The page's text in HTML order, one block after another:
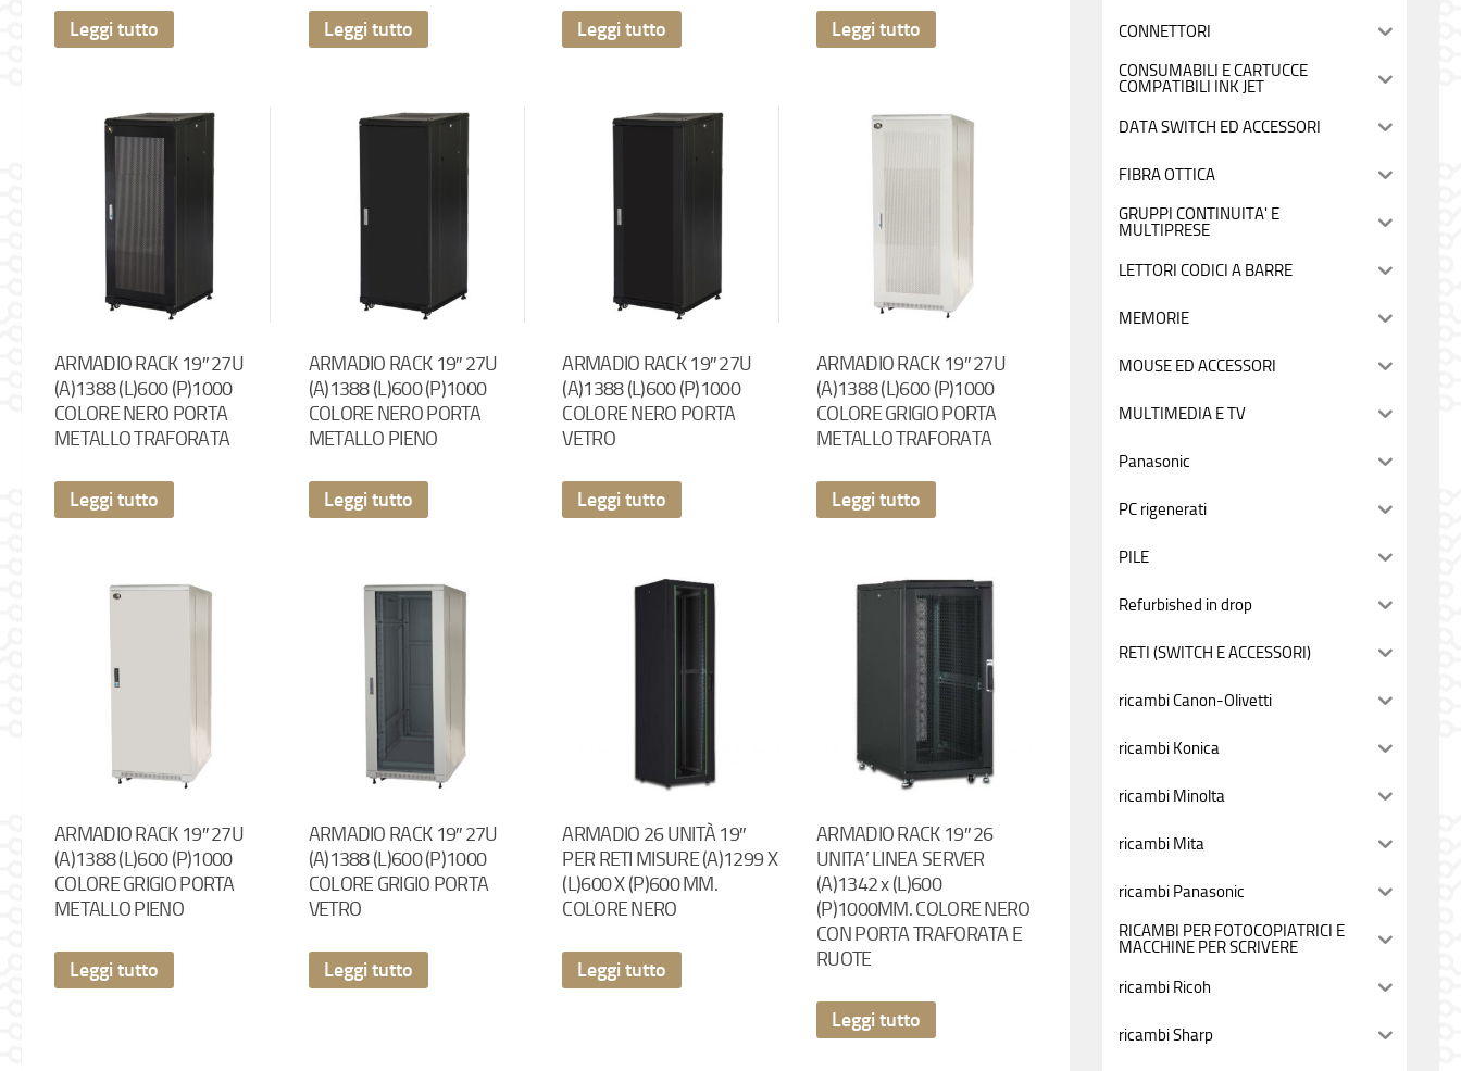
Leggi tutto Leggi tutto Leggi tutto Leggi tutto
ARMADIO RACK 19″ 27U
(A)1388 (L)600 (P)1000
COLORE NERO PORTA
METALLO TRAFORATA
Leggi tutto
ARMADIO RACK 19″ 27U
(A)1388 (L)600 (P)1000
COLORE NERO PORTA
METALLO PIENO
Leggi tutto
ARMADIO RACK 19″ 27U
(A)1388 (L)600 (P)1000
COLORE NERO PORTA
VETRO
Leggi tutto
ARMADIO RACK 19″ 27U
(A)1388 (L)600 (P)1000
COLORE GRIGIO PORTA
METALLO TRAFORATA
Leggi tutto
ARMADIO RACK 19″ 27U
(A)1388 (L)600 (P)1000
COLORE GRIGIO PORTA
METALLO PIENO
Leggi tutto
ARMADIO RACK 19″ 27U
(A)1388 (L)600 (P)1000
COLORE GRIGIO PORTA
VETRO
Leggi tutto
ARMADIO 26 UNITÀ 19″
PER RETI MISURE (A)1299 X
(L)600 X (P)600 MM.
COLORE NERO
Leggi tutto
ARMADIO RACK 19″ 26
UNITA’ LINEA SERVER
(A)1342 x (L)600
(P)1000MM. COLORE NERO
CON PORTA TRAFORATA E
RUOTE
Leggi tutto
CONNETTORI
CONSUMABILI E CARTUCCE
COMPATIBILI INK JET
DATA SWITCH ED ACCESSORI
FIBRA OTTICA
GRUPPI CONTINUITA' E
MULTIPRESE
LETTORI CODICI A BARRE
MEMORIE
MOUSE ED ACCESSORI
MULTIMEDIA E TV
Panasonic
PC rigenerati
PILE
Refurbished in drop
RETI (SWITCH E ACCESSORI)
ricambi Canon-Olivetti
ricambi Konica
ricambi Minolta
ricambi Mita
ricambi Panasonic
RICAMBI PER FOTOCOPIATRICI E
MACCHINE PER SCRIVERE
ricambi Ricoh
ricambi Sharp